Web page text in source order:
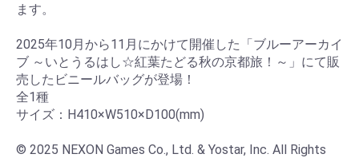
ます。
2025年10月から11月にかけて開催した「ブルーアーカイ
ブ ～いとうるはし☆紅葉たどる秋の京都旅！～」にて販
売したビニールバッグが登場！
全1種
サイズ：H410×W510×D100(mm)
© 2025 NEXON Games Co., Ltd. & Yostar, Inc. All Rights